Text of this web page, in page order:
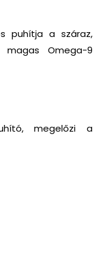
puhítja a száraz,
magas Omega-9
megelőzi a